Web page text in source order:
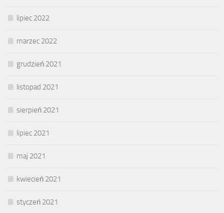
lipiec 2022
marzec 2022
grudzień 2021
listopad 2021
sierpień 2021
lipiec 2021
maj 2021
kwiecień 2021
styczeń 2021